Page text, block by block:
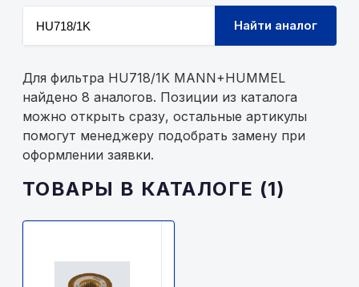
Найти аналог
Для фильтра HU718/1K MANN+HUMMEL
найдено 8 аналогов. Позиции из каталога
можно открыть сразу, остальные артикулы
помогут менеджеру подобрать замену при
оформлении заявки.
ТОВАРЫ В КАТАЛОГЕ (1)